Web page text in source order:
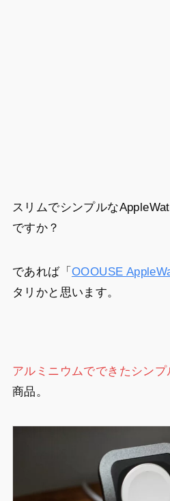
スリムでシンプルな
ですか？
であれば「 OOOUSE
タリかと思います。
アルミニウムでできたシン
商品。